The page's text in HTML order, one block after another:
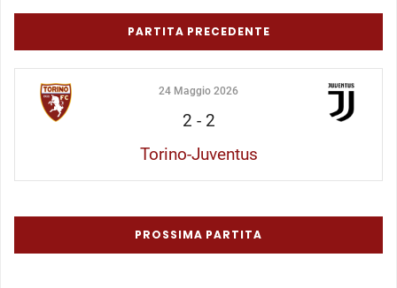
PARTITA PRECEDENTE
24 Maggio 2026
2 - 2
Torino-Juventus
PROSSIMA PARTITA